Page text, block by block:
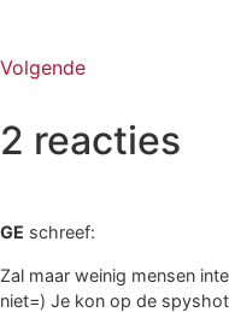
Volgende
2 reacties
GE schreef:
Zal maar weinig mensen
niet=) Je kon op de